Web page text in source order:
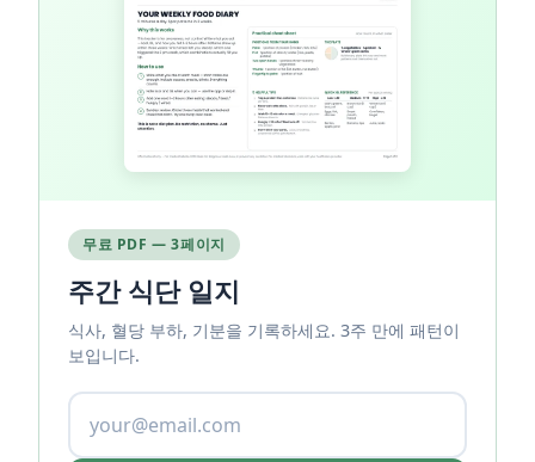
무료 PDF — 3페이지
주간 식단 일지
식사, 혈당 부하, 기분을 기록하세요. 3주 만에 패턴이
보입니다.